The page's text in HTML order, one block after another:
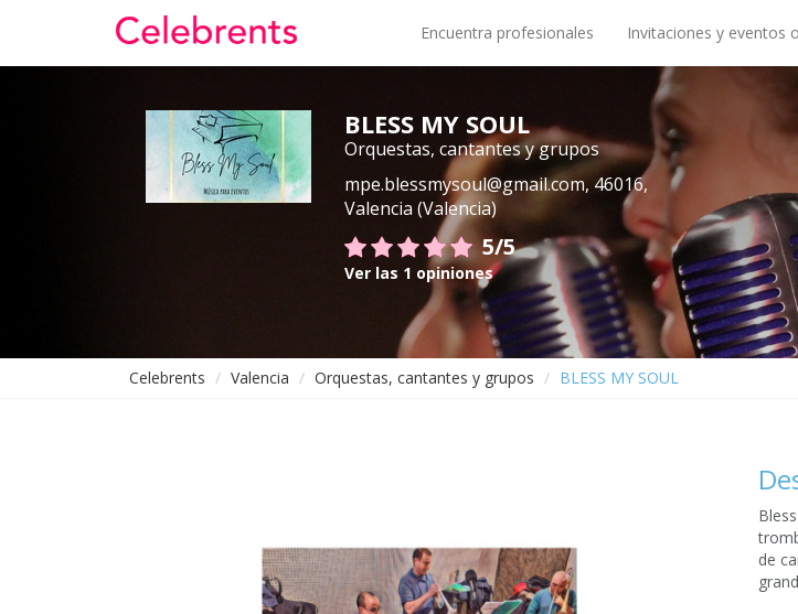
Encuentra profesionales Invitaciones y eventos
BLESS MY SOUL
Orquestas, cantantes y grupos
mpe.blessmysoul@gmail.com, 46016,
Valencia (Valencia)
5/5
Ver las 1 opiniones
Celebrents Valencia Orquestas, cantantes y grupos BLESS MY SOUL
de